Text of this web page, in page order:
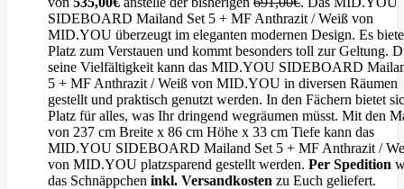
SIDEBOARD Mailand Set 5 + MF Anthrazit / Weiß von
MID.YOU überzeugt im eleganten modernen Design. Es
Platz zum Verstauen und kommt besonders toll zur Geltung.
seine Vielfältigkeit kann das MID.YOU SIDEBOARD
5 + MF Anthrazit / Weiß von MID.YOU in diversen Räumen
gestellt und praktisch genutzt werden. In den Fächern bietet
Platz für alles, was Ihr dringend wegräumen müsst. Mit den
von 237 cm Breite x 86 cm Höhe x 33 cm Tiefe kann das
MID.YOU SIDEBOARD Mailand Set 5 + MF Anthrazit /
von MID.YOU platzsparend gestellt werden. Per Spedition
das Schnäppchen inkl. Versandkosten zu Euch geliefert.